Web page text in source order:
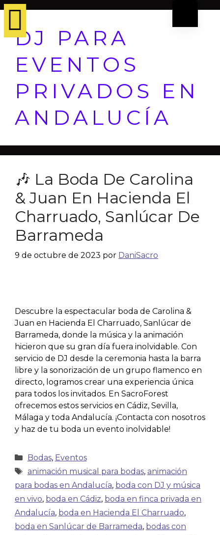
DJ PARA
EVENTOS
PRIVADOS EN
ANDALUCÍA
🎶 La Boda De Carolina
& Juan En Hacienda El
Charruado, Sanlúcar De
Barrameda
9 de octubre de 2023 por DaniSacro
Descubre la espectacular boda de Carolina &
Juan en Hacienda El Charruado, Sanlúcar de
Barrameda, donde la música y la animación
hicieron que su gran día fuera inolvidable. Con
servicio de DJ desde la ceremonia hasta la barra
libre y la sonorización de un grupo flamenco en
directo, logramos crear una experiencia única
para todos los invitados. En SacroForest
ofrecemos estos servicios en Cádiz, Sevilla,
Málaga y toda Andalucía. ¡Contacta con nosotros
y haz de tu boda un evento inolvidable!
Bodas, Eventos
animación musical para bodas, animación
para bodas en Andalucía, boda con DJ y música
en vivo, boda en Cádiz, boda en finca privada en
Andalucía, boda en Hacienda El Charruado,
boda en Sanlúcar de Barrameda, bodas con